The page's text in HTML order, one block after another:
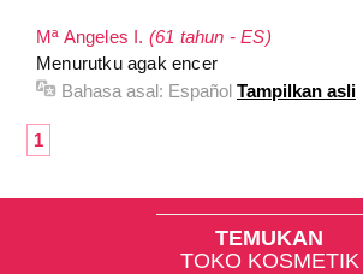
Mª Angeles I. (61 tahun - ES)
Menurutku agak encer
Bahasa asal: Español Tampilkan asli
1
TEMUKAN
TOKO KOSMETIK